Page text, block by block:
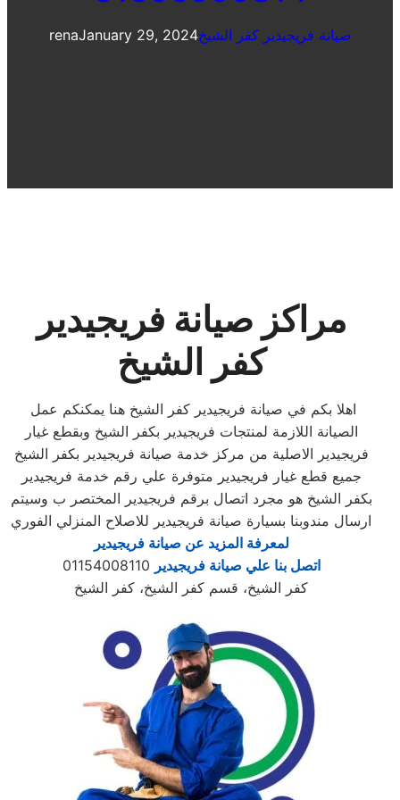
renaJanuary 29, 2024صيانة فريجيدير كفر الشيخ
مراكز صيانة فريجيدير
كفر الشيخ
الصيانة اللازمة لمنتجات فريجيدير بكفر الشيخ وبقطع غيار
فريجيدير الاصلية من مركز خدمة صيانة فريجيدير بكفر الشيخ
جميع قطع غيار فريجيدير متوفرة علي رقم خدمة فريجيدير
بكفر الشيخ هو مجرد اتصال برقم فريجيدير المختصر ب وسيتم
ارسال مندوبنا بسيارة صيانة فريجيدير للاصلاح المنزلي الفوري
لمعرفة المزيد عن صيانة فريجيدير
اتصل بنا علي صيانة فريجيدير
كفر الشيخ، قسم كفر الشيخ، كفر الشيخ